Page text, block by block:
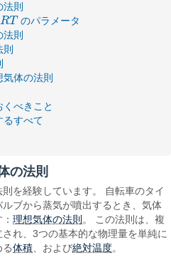
則
RT のパラメータ
則
体の法則
べきこと
るすべて
の法則
を経験しています。 自転車のタイ
ブから蒸気が噴出するとき、気体
：理想気体の法則。 この法則は、複
れ、3つの基本的な物理量を単純に
る体積、および絶対温度。